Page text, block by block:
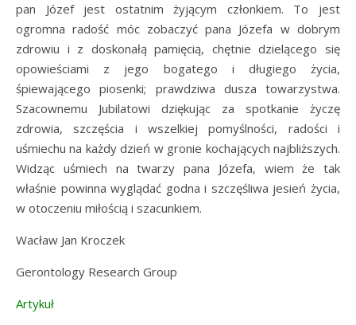
pan Józef jest ostatnim żyjącym członkiem. To jest
ogromna radość móc zobaczyć pana Józefa w dobrym
zdrowiu i z doskonałą pamięcią, chętnie dzielącego się
opowieściami z jego bogatego i długiego życia,
śpiewającego piosenki; prawdziwa dusza towarzystwa.
Szacownemu Jubilatowi dziękując za spotkanie życzę
zdrowia, szczęścia i wszelkiej pomyślności, radości i
uśmiechu na każdy dzień w gronie kochających najbliższych.
Widząc uśmiech na twarzy pana Józefa, wiem że tak
właśnie powinna wyglądać godna i szczęśliwa jesień życia,
w otoczeniu miłością i szacunkiem.
Wacław Jan Kroczek
Gerontology Research Group
Artykuł